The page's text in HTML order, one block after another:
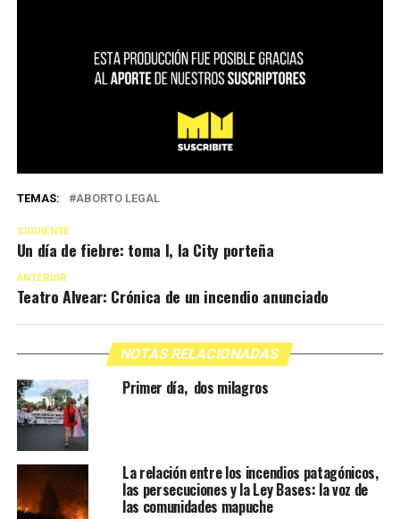
TEMAS: ABORTO LEGAL
SIGUIENTE
Un día de fiebre: toma I, la City porteña
ANTERIOR
Teatro Alvear: Crónica de un incendio anunciado
NOTAS RELACIONADAS
Primer día, dos milagros
La relación entre los incendios patagónicos,
las persecuciones y la Ley Bases: la voz de
las comunidades mapuche